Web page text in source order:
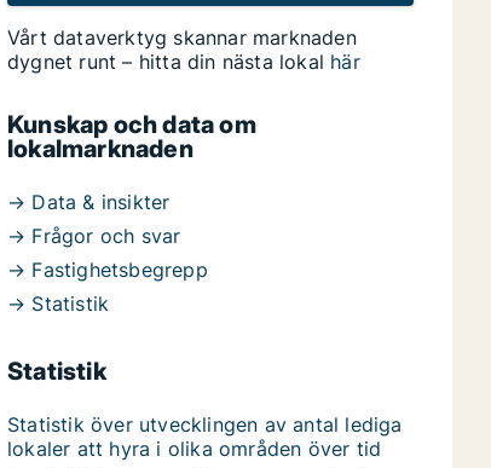
Vårt dataverktyg skannar marknaden
dygnet runt – hitta din nästa lokal här
Kunskap och data om
lokalmarknaden
→ Data & insikter
→ Frågor och svar
→ Fastighetsbegrepp
→ Statistik
Statistik
Statistik över utvecklingen av antal lediga
lokaler att hyra i olika områden över tid